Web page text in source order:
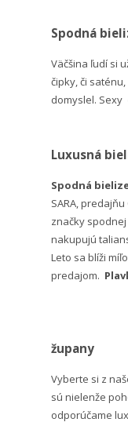
Spodná
Väčšina ľudí si
čipky, či
domyslel. Sexy
Luxusná
Spodná
SARA,
značky
nakupujú
Leto sa blíži
predajom.
župany
Vyberte si z
sú nielenže
odporúčame